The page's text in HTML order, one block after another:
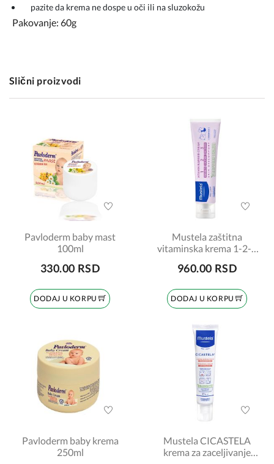
pazite da krema ne dospe u oči ili na sluzokožu
Pakovanje: 60g
Slični proizvodi
Pavloderm baby mast
100ml
330.00 RSD
DODAJ U KORPU
Mustela zaštitna
vitaminska krema 1-2-3
960.00 RSD
DODAJ U KORPU
Pavloderm baby krema
250ml
Mustela CICASTELA
krema za zaceljivanje